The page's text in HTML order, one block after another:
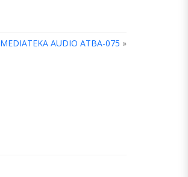
MEDIATEKA AUDIO ATBA-075 »